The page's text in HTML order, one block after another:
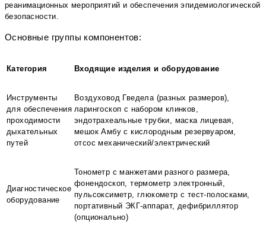
реанимационных мероприятий и обеспечения эпидемиологической
безопасности.
Основные группы компонентов:
Категория Входящие изделия и оборудование
Инструменты
для обеспечения
проходимости
дыхательных
путей
Воздуховод Гведела (разных размеров),
ларингоскоп с набором клинков,
эндотрахеальные трубки, маска лицевая,
мешок Амбу с кислородным резервуаром,
отсос механический/электрический
Диагностическое
оборудование
Тонометр с манжетами разного размера,
фонендоскоп, термометр электронный,
пульсоксиметр, глюкометр с тест-полосками,
портативный ЭКГ-аппарат, дефибриллятор
(опционально)